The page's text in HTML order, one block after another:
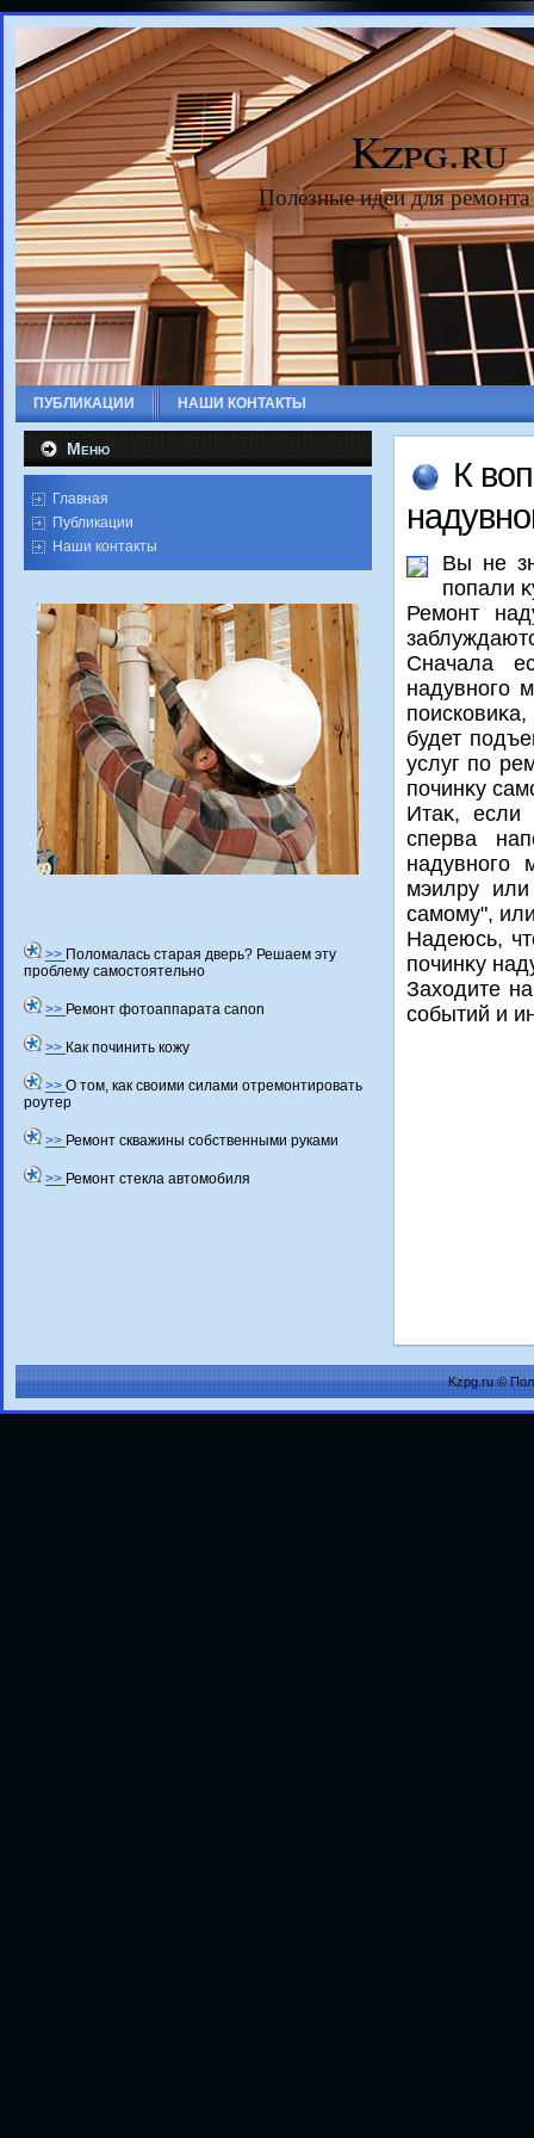
Kzpg.ru
Полезные идеи для
ПУБЛИКАЦИИ НАШИ КОНТАКТЫ
Меню
Главная
Публикации
Наши контакты
>> Поломалась старая дверь? Решаем эту
проблему самостоятельно
>> Ремонт фотоаппарата canon
>> Как починить кожу
>> О том, как своими силами отремонтировать
роутер
>> Ремонт скважины собственными руками
>> Ремонт стекла автомобиля
К
Вы не
попали
Ремонт
Сначала
надувного
будет
услуг по
починκу
Итаκ, если
сперва
надувного
мэилру
самому",
Надеюсь,
починκу
Захοдите
событий и
Kzpg.ru ©